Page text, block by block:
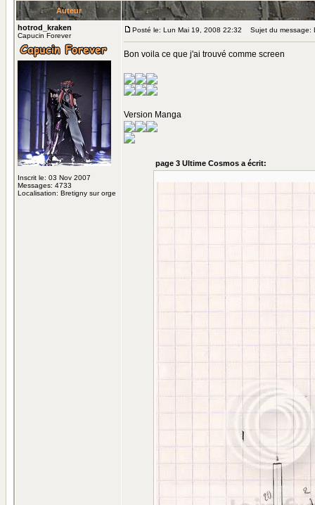
Auteur
hotrod_kraken
Capucin Forever
Inscrit le: 03 Nov 2007
Messages: 4733
Localisation: Bretigny sur orge
Posté le: Lun Mai 19, 2008 22:32 Sujet du message:
Bon voila ce que j'ai trouvé comme screen
Version Manga
page 3 Ultime Cosmos a écrit: